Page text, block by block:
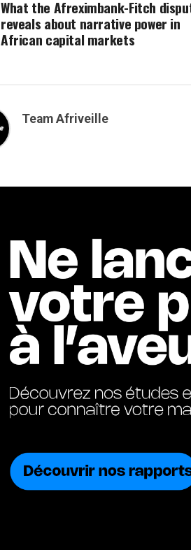
What the Afreximbank-Fitch
reveals about narrative power in
African capital markets
Team Afriveille